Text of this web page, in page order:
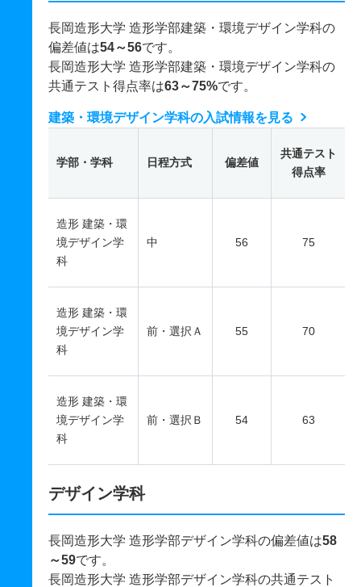
長岡造形大学 造形学部建築・環境デザイン学科の
偏差値は54～56です。
長岡造形大学 造形学部建築・環境デザイン学科の
共通テスト得点率は63～75%です。
建築・環境デザイン学科の入試情報を見る
学部・学科 日程方式 偏差値
共通テスト
得点率
造形 建築・環
境デザイン学
科
中 56 75
造形 建築・環
境デザイン学
科
前・選択Ａ 55 70
造形 建築・環
境デザイン学
科
前・選択Ｂ 54 63
デザイン学科
長岡造形大学 造形学部デザイン学科の偏差値は58
～59です。
長岡造形大学 造形学部デザイン学科の共通テスト